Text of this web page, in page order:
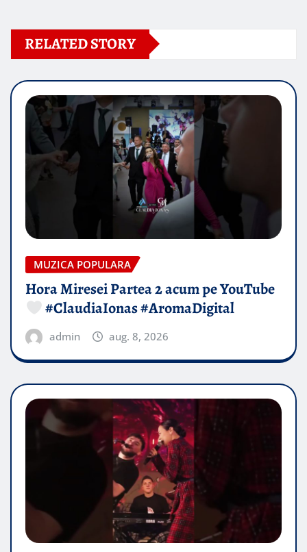
RELATED STORY
MUZICA POPULARA
Hora Miresei Partea 2 acum pe YouTube
#ClaudiaIonas #AromaDigital
admin aug. 8, 2026